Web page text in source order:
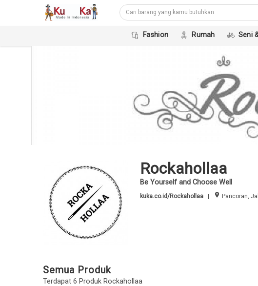
Fashion Rumah Seni
Rockahollaa
Be Yourself and Choose Well
kuka.co.id/Rockahollaa| room Pancoran,
Semua Produk
Terdapat 6 Produk Rockahollaa